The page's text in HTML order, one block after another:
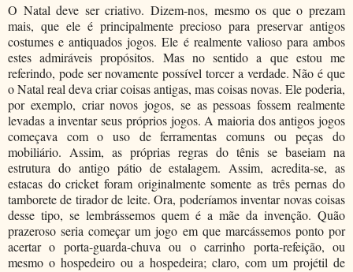
O Natal deve ser criativo. Dizem-nos, mesmo os que o prezam
mais, que ele é principalmente precioso para preservar antigos
costumes e antiquados jogos. Ele é realmente valioso para ambos
estes admiráveis propósitos. Mas no sentido a que estou me
referindo, pode ser novamente possível torcer a verdade. Não é que
o Natal real deva criar coisas antigas, mas coisas novas. Ele poderia,
por exemplo, criar novos jogos, se as pessoas fossem realmente
levadas a inventar seus próprios jogos. A maioria dos antigos jogos
começava com o uso de ferramentas comuns ou peças do
mobiliário. Assim, as próprias regras do tênis se baseiam na
estrutura do antigo pátio de estalagem. Assim, acredita-se, as
estacas do cricket foram originalmente somente as três pernas do
tamborete de tirador de leite. Ora, poderíamos inventar novas coisas
desse tipo, se lembrássemos quem é a mãe da invenção. Quão
prazeroso seria começar um jogo em que marcássemos ponto por
acertar o porta-guarda-chuva ou o carrinho porta-refeição, ou
mesmo o hospedeiro ou a hospedeira; claro, com um projétil de